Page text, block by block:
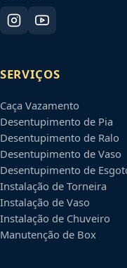
SERVIÇOS
Caça Vazamento
Desentupimento de Pia
Desentupimento de Ralo
Desentupimento de Vaso
Desentupimento de
Instalação de Torneira
Instalação de Vaso
Instalação de Chuveiro
Manutenção de Box